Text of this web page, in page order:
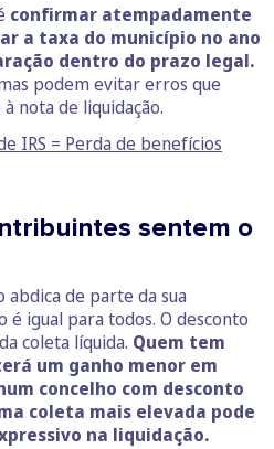
confirmar atempadamente
a taxa do município no ano
dentro do prazo legal.
podem evitar erros que
nota de liquidação.
IRS = Perda de benefícios
sentem o
abdica de parte da sua
é igual para todos. O desconto
coleta líquida. Quem tem
um ganho menor em
concelho com desconto
coleta mais elevada pode
na liquidação.